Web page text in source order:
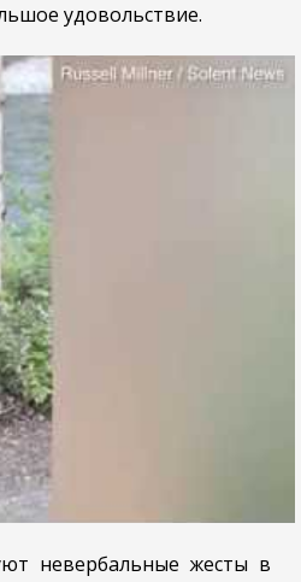
удовольствие.
невербальные жесты в